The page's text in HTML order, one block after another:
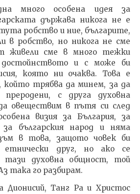
много особена идея за
държава никога не е
робство и ние, българите,
в робство, но никога не сме
живели сме в много тежки
и с може би
която ни очаква. Това е
който трябва да минем, за да
с друга духовна
овеществим в пътя си след
визия за България, за
за българския народ и няма
в това, защото човек би
друг, но ако се
тази духовна общност, той
така го разбирам.
Дионисий, Танг Ра и Христос